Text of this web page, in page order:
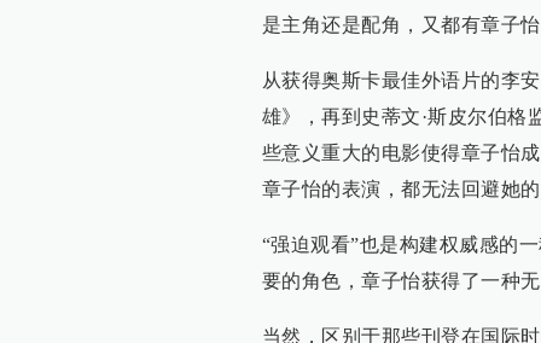
是主角还是配角，又都有章子
从获得奥斯卡最佳外语片的李
雄》，再到史蒂文·斯皮尔伯
些意义重大的电影使得章子怡
章子怡的表演，都无法回避她
“强迫观看”也是构建权威感的
要的角色，章子怡获得了一种
当然，区别于那些刊登在国际